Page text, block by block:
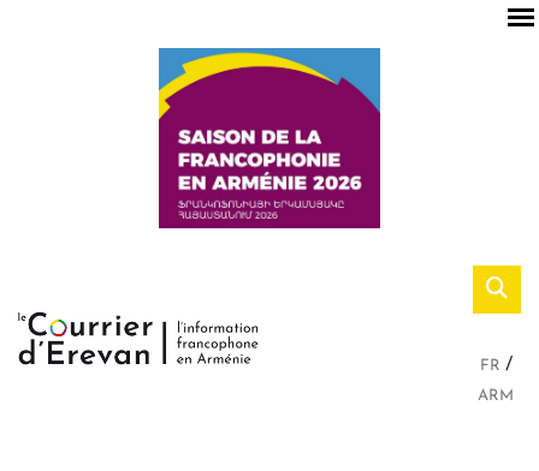
FR
ARM